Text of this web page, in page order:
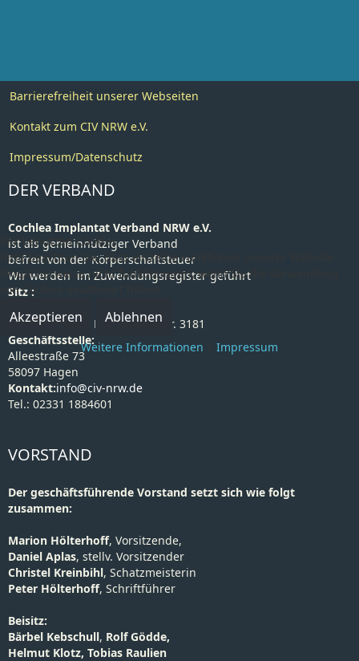
Barrierefreiheit unserer Webseiten
Kontakt zum CIV NRW e.V.
Impressum/Datenschutz
DER VERBAND
Cochlea Implantat Verband NRW e.V.
ist als gemeinnütziger Verband
befreit von der Körperschaftsteuer
Wir werden im Zuwendungsregister geführt
Sitz :
VR Amtsgericht Hagen Blatt-Nr. 3181
Geschäftsstelle:
Alleestraße 73
58097 Hagen
Kontakt:info@civ-nrw.de
Tel.: 02331 1884601
VORSTAND
Der geschäftsführende Vorstand setzt sich wie folgt
zusammen:
Marion Hölterhoff, Vorsitzende,
Daniel Aplas, stellv. Vorsitzender
Christel Kreinbihl, Schatzmeisterin
Peter Hölterhoff, Schriftführer
Beisitz:
Bärbel Kebschull, Rolf Gödde,
Helmut Klotz, Tobias Raulien
Wir benutzen Cookies
Bitte beachten Sie, dass einzelne Funktionen unserer Website
möglicherweise nicht funktionieren, wenn Sie die Verwendung
von Cookies deaktiviert haben.
Akzeptieren Ablehnen
Weitere Informationen Impressum